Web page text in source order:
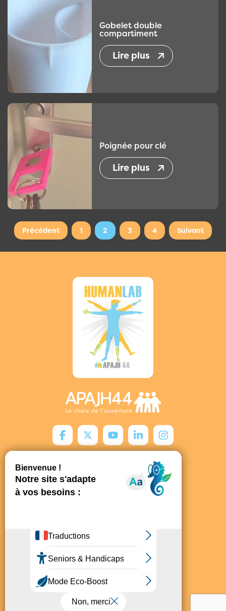
Gobelet double
compartiment
Lire plus
Poignée pour clé
Lire plus
Précédent 1 2 3 4 Suivant
Hyperlien - Halles 1 & 2
Cyberscope
Mentions légales
Gestion des cookies